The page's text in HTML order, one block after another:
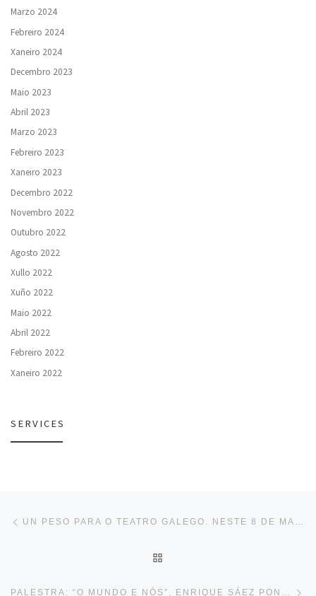
Marzo 2024
Febreiro 2024
Xaneiro 2024
Decembro 2023
Maio 2023
Abril 2023
Marzo 2023
Febreiro 2023
Xaneiro 2023
Decembro 2022
Novembro 2022
Outubro 2022
Agosto 2022
Xullo 2022
Xuño 2022
Maio 2022
Abril 2022
Febreiro 2022
Xaneiro 2022
SERVICES
Navegación de entradas
PALESTRA: “O MUNDO E NÓS”. ENRIQUE SÁEZ PONTE.